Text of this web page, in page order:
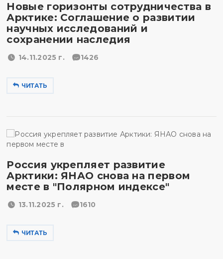
Новые горизонты сотрудничества в
Арктике: Соглашение о развитии
научных исследований и
сохранении наследия
14.11.2025 г. 1426
ЧИТАТЬ
Россия укрепляет развитие
Арктики: ЯНАО снова на первом
месте в "Полярном индексе"
13.11.2025 г. 1610
ЧИТАТЬ